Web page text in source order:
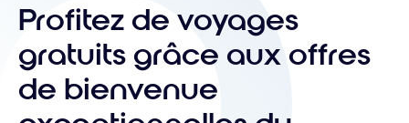
Profitez de voyages
gratuits grâce aux offres
de bienvenue